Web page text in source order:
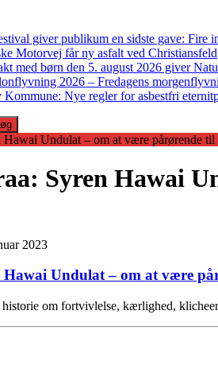
giver publikum en sidste gave: Fire
Motorvej får ny asfalt ved Christiansfeld
med børn den 5. august 2026 giver
2026 – Fredagens
Kommune: Nye regler for asbestfri
Hawai Undulat – om at være pårørende til
Syren Hawai
2023
Hawai Undulat – om at være
om fortvivlelse, kærlighed,